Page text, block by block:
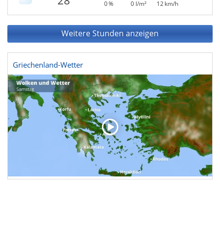
0 % 0 l/m² 12 km/h
Weitere Stunden anzeigen
Griechenland-Wetter